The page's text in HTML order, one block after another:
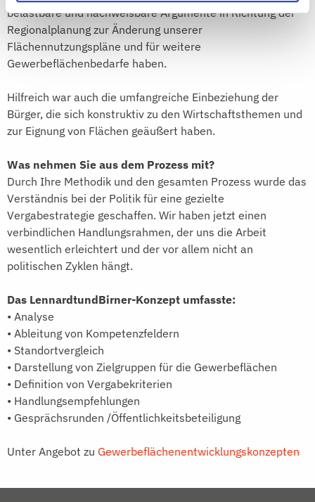
belastbare und nachweisbare Argumente in Richtung der
Regionalplanung zur Änderung unserer
Flächennutzungspläne und für weitere
Gewerbeflächenbedarfe haben.
Hilfreich war auch die umfangreiche Einbeziehung der
Bürger, die sich konstruktiv zu den Wirtschaftsthemen und
zur Eignung von Flächen geäußert haben.
Was nehmen Sie aus dem Prozess mit?
Durch Ihre Methodik und den gesamten Prozess wurde das
Verständnis bei der Politik für eine gezielte
Vergabestrategie geschaffen. Wir haben jetzt einen
verbindlichen Handlungsrahmen, der uns die Arbeit
wesentlich erleichtert und der vor allem nicht an
politischen Zyklen hängt.
Das LennardtundBirner-Konzept umfasste:
• Analyse
• Ableitung von Kompetenzfeldern
• Standortvergleich
• Darstellung von Zielgruppen für die Gewerbeflächen
• Definition von Vergabekriterien
• Handlungsempfehlungen
• Gesprächsrunden /Öffentlichkeitsbeteiligung
Unter Angebot zu Gewerbeflächenentwicklungskonzepten